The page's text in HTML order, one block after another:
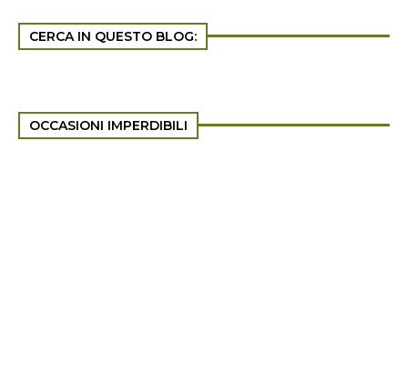
CERCA IN QUESTO BLOG:
OCCASIONI IMPERDIBILI